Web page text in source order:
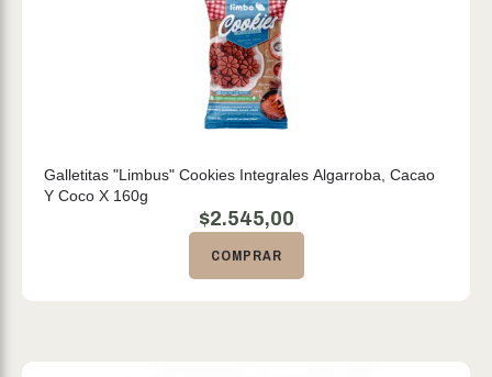
Galletitas "Limbus" Cookies Integrales Algarroba, Cacao
Y Coco X 160g
$2.545,00
COMPRAR